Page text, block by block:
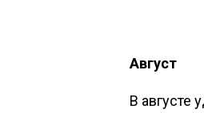
Август
В августе